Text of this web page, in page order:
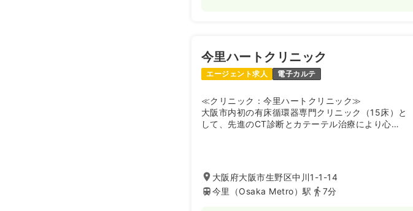
時間 8:30～17:00（休憩60分）
日祝休み
4週8休以上 月給24万円以上可
オペ室(手術室) 正看護師
時間 8:30～17:00（休憩60分）
オンコールあり
今里ハートクリニック
エージェント求人 電子カルテ
≪クリニック：今里ハートクリニック≫
大阪市内初の有床循環器専門クリニック（15床）と
して、先進のCT診断とカテーテル治療により心
提供しているのが特徴です。看護師は外来・病棟・
カテーテル室でのローテーション勤務を通じて、循
環器領域の高度な専門知識や技術を深めながら、患
大阪府大阪市生野区中川1-1-14
今里（Osaka Metro）駅
7分